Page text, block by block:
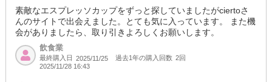
素敵なエスプレッソカップをずっと探していましたがciertoさ
んのサイトで出会えました。とても気に入っています。 また機
会がありましたら、取り引きよろしくお願いします。
飲食業
最終購入日 2025/11/25 過去1年の購入回数 2回
2025/11/28 16:43